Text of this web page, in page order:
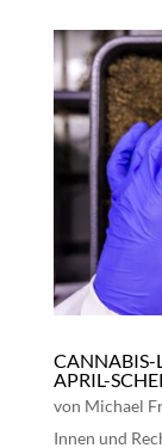
CANNABIS-
APRIL-
von Michael
Innen und